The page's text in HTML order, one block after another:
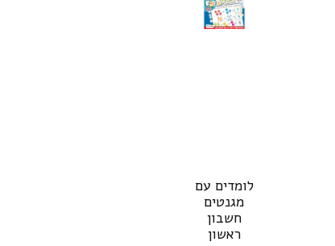
לומדים עם
מגנטים
חשבון
ראשון